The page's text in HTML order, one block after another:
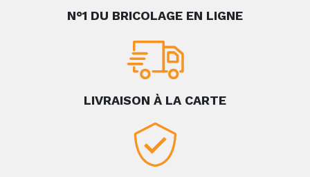
N°1 DU BRICOLAGE EN LIGNE
LIVRAISON À LA CARTE